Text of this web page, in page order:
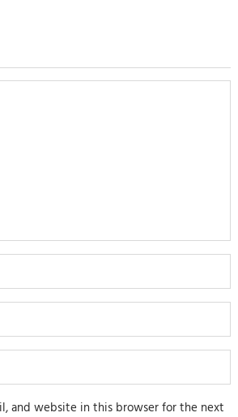
and website in this browser for the next